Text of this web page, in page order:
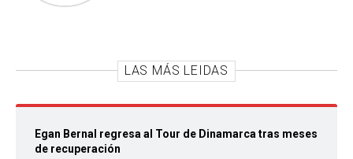
LAS MÁS LEIDAS
Egan Bernal regresa al Tour de Dinamarca tras meses
de recuperación